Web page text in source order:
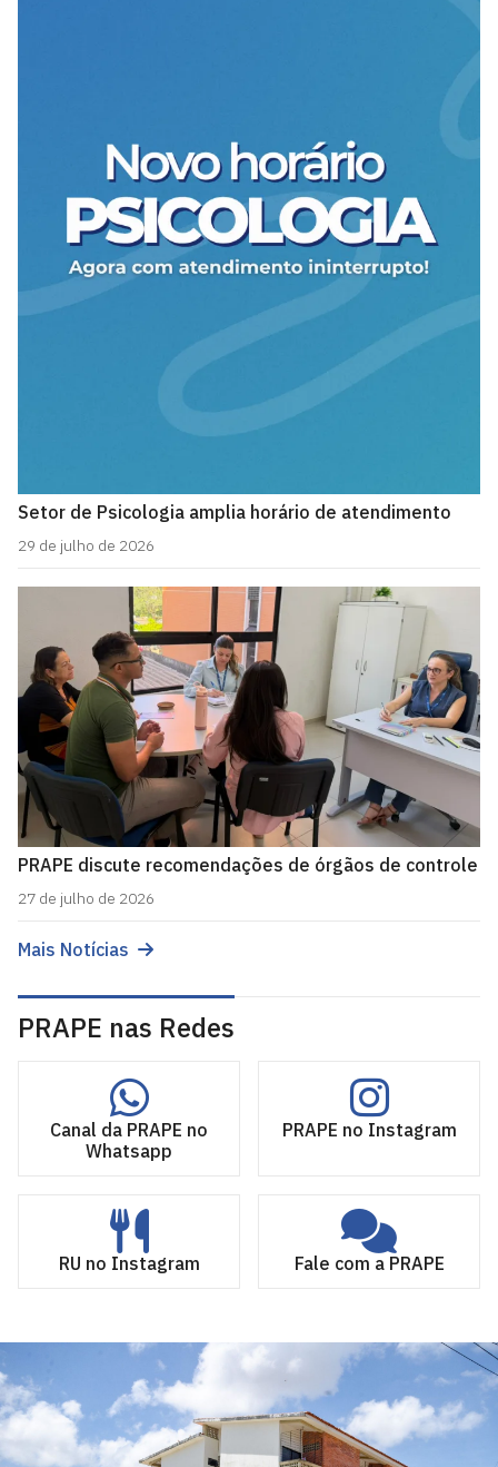
Setor de Psicologia amplia horário de atendimento
29 de julho de 2026
PRAPE discute recomendações de órgãos de controle
27 de julho de 2026
Mais Notícias
PRAPE nas Redes
Canal da PRAPE no
Whatsapp
PRAPE no Instagram
RU no Instagram Fale com a PRAPE